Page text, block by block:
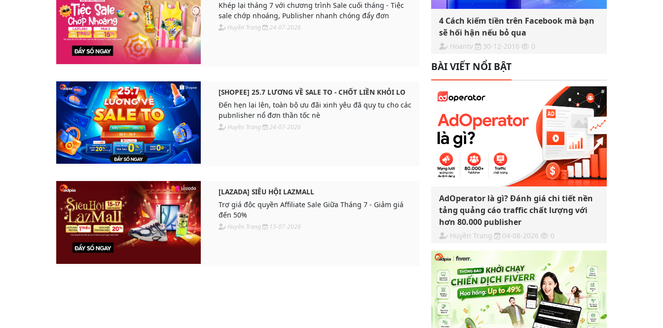
Khép lại tháng 7 với chương trình Sale cuối tháng - Tiệc
sale chớp nhoáng, Publisher nhanh chóng đẩy đơn
Huyền Trang 24-07-2026
[SHOPEE] 25.7 LƯƠNG VỀ SALE TO - CHỐT LIỀN KHỎI LO
Đến hẹn lại lên, toàn bộ ưu đãi xinh yêu đã quy tụ cho các
pubnlisher nổ đơn thần tốc nè
Huyền Trang 24-07-2026
[LAZADA] SIÊU HỘI LAZMALL
Trợ giá độc quyền Affiliate Sale Giữa Tháng 7 - Giảm giá
đến 50%
Huyền Trang 15-07-2026
4 Cách kiếm tiền trên Facebook mà bạn
sẽ hối hận nếu bỏ qua
Hoantv 30-12-2016 0
BÀI VIẾT NỔI BẬT
AdOperator là gì? Đánh giá chi tiết nền
tảng quảng cáo traffic chất lượng với
hơn 80.000 publisher
Huyền Trang 04-08-2026 0